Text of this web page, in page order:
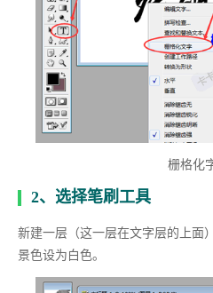
栅格化
2、选择笔刷工具
新建一层（这一层在文字层的上面
景色设为白色。